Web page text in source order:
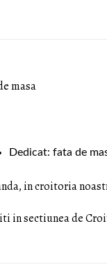
masa
Dedicat: fata de
in croitoria
in sectiunea de